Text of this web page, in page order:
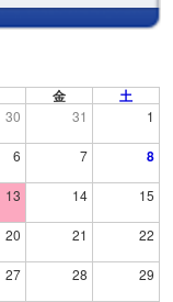
金 土
30 31 1
6 7 8
13 14 15
20 21 22
27 28 29